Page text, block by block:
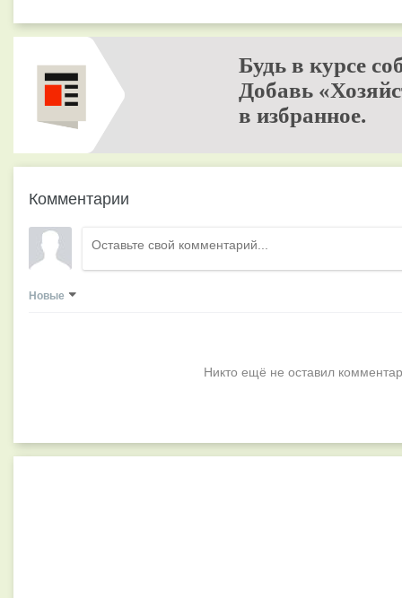
Будь в курсе
Добавь
в избранное.
Комментарии
Новые
Никто ещё не оставил